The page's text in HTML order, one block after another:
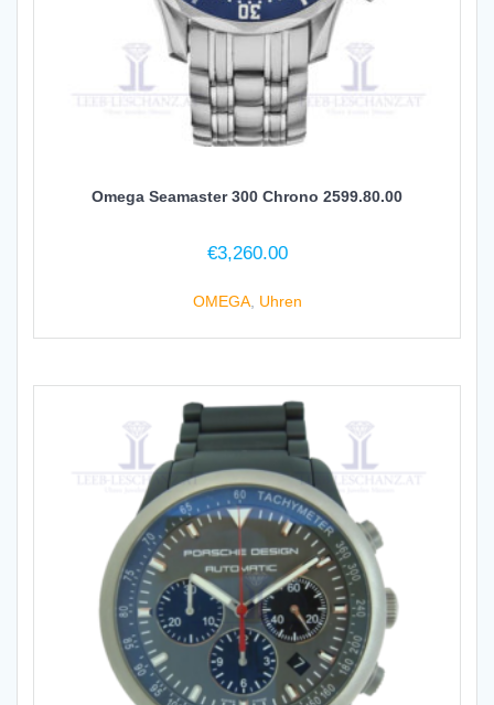
Omega Seamaster 300 Chrono 2599.80.00
€3,260.00
OMEGA, Uhren